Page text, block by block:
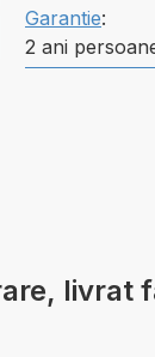
Garantie:
2 ani
livrat